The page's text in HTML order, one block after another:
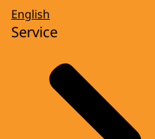
English
Service